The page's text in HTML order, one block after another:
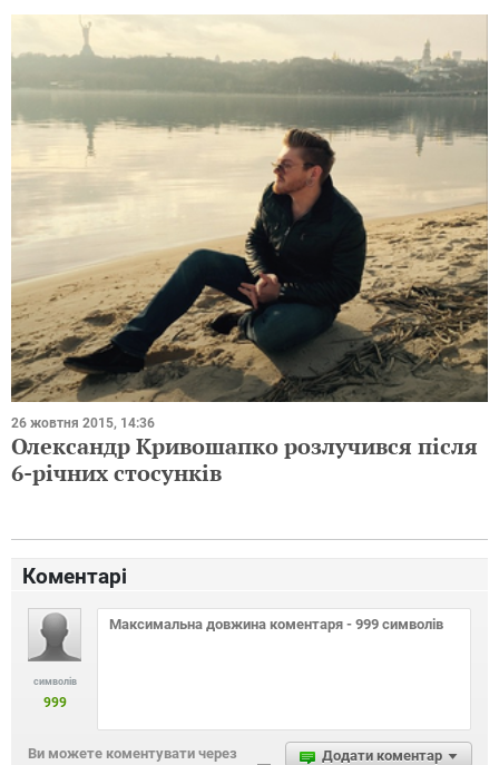
26 жовтня 2015, 14:36
Олександр Кривошапко розлучився після
6-річних стосунків
Коментарі
символів
999
Додати коментар
Ви можете коментувати через